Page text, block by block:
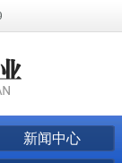
新闻中心